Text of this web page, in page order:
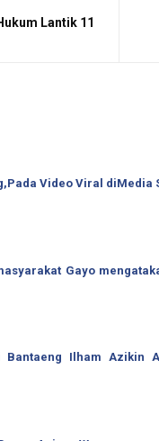
Lantik 11
Video Viral diMedia
Gayo
Bantaeng Ilham Azikin